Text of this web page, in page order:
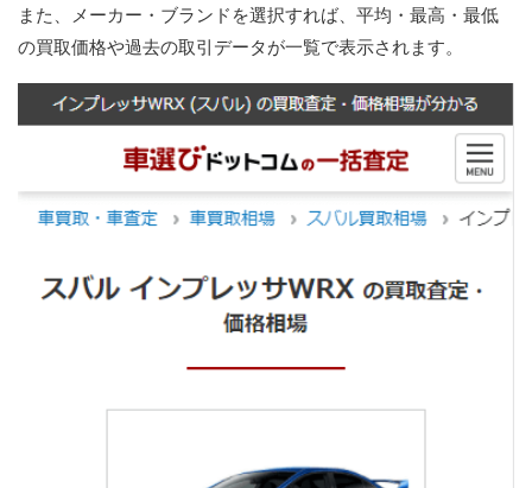
また、メーカー・ブランドを選択すれば、平均・最高・最低
の買取価格や過去の取引データが一覧で表示されます。